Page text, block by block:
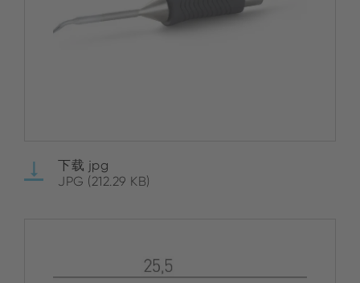
下载 jpg
JPG (212.29 KB)